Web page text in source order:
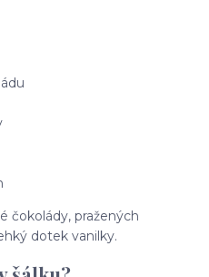
čokolády, pražených
dotek vanilky.